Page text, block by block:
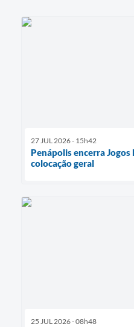
27 JUL 2026 - 15h42
Penápolis encerra Jogos
colocação geral
25 JUL 2026 - 08h48